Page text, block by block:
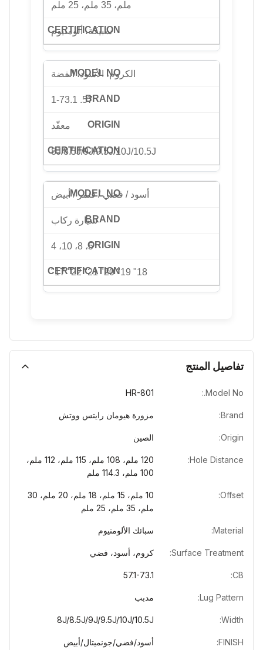
ملم، 35 ملم، 25 ملم
سبيكة، ألومنيوم
الكروم، الأسود، الفضة
57. 1-73.1
معقّد
8J/8.5J/9J/9.5J/10J/10.5J
أسود / فضي / قنمر / أبيض
سيارة ركاب
5، 8، 10، 4
18" 19" 20" 21" 22" 17"
تفاصيل المنتج
Model No.:
HR-801
Brand: مزورة هيومان رايتس ووتش
Origin: الصين
Hole Distance:
120 ملم، 108 ملم، 115 ملم، 112 ملم،
100 ملم، 114.3 ملم
Offset:
10 ملم، 15 ملم، 18 ملم، 20 ملم، 30
ملم، 35 ملم، 25 ملم
Material: سبائك الألومنيوم
Surface Treatment: كروم، أسود، فضي
CB:
57.1-73.1
Lug Pattern: مدبب
Width:
8J/8.5J/9J/9.5J/10J/10.5J
FINISH: أسود/فضي/جونميتال/أبيض